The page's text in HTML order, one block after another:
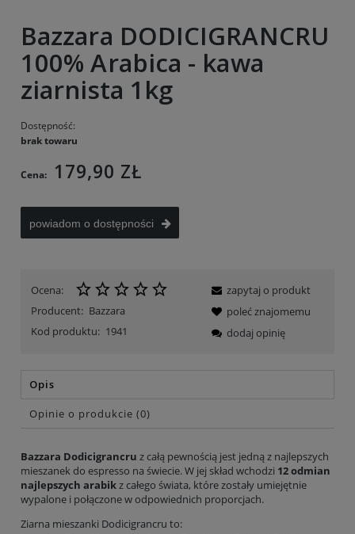
Bazzara DODICIGRANCRU
100% Arabica - kawa
ziarnista 1kg
Dostępność:
brak towaru
Cena: 179,90 ZŁ
powiadom o dostępności
Ocena:
Producent: Bazzara
Kod produktu: 1941
zapytaj o produkt
poleć znajomemu
dodaj opinię
Opis
Opinie o produkcie (0)
Bazzara Dodicigrancru z całą pewnością jest jedną z najlepszych
mieszanek do espresso na świecie. W jej skład wchodzi 12 odmian
najlepszych arabikz całego świata, które zostały umiejętnie
wypalone i połączone w odpowiednich proporcjach.
Ziarna mieszanki Dodicigrancru to: